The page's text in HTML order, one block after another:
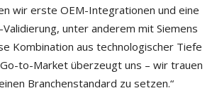
wir erste OEM-Integrationen und eine
unter anderem mit Siemens
Kombination aus technologischer Tiefe
to-Market überzeugt uns – wir trauen
Branchenstandard zu setzen.“